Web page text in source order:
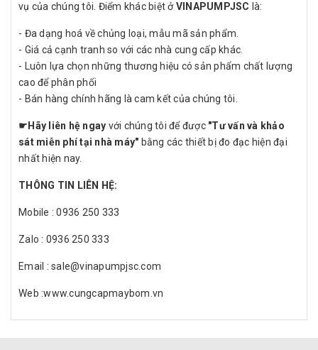
vụ của chúng tôi. Điểm khác biệt ởVINAPUMPJSC là:
- Đa dạng hoá về chủng loại, mẫu mã sản phẩm.
- Giá cả cạnh tranh so với các nhà cung cấp khác.
- Luôn lựa chọn những thương hiệu có sản phẩm chất lượng
cao để phân phối
- Bán hàng chính hãng là cam kết của chúng tôi.
☛ Hãy liên hệ ngay với chúng tôi để được "Tư vấn và khảo
sát miễn phí tại nhà máy" bằng các thiết bị đo đạc hiện đại
nhất hiện nay.
THÔNG TIN LIÊN HỆ:
Mobile : 0936 250 333
Zalo : 0936 250 333
Email : sale@vinapumpjsc.com
Web :www.cungcapmaybom.vn